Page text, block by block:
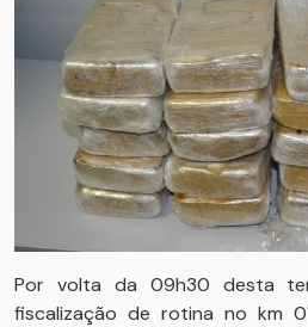
Por volta da 09h30 desta
fiscalização de rotina no km